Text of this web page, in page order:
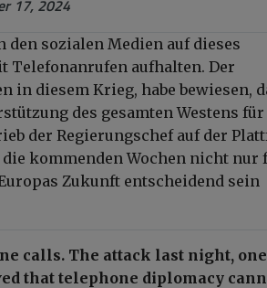
17, 2024
den sozialen Medien auf dieses
Telefonanrufen aufhalten. Der
diesem Krieg, habe bewiesen,
des gesamten Westens für
der Regierungschef auf der
kommenden Wochen nicht nur
Zukunft entscheidend sein
calls. The attack last night,
that telephone diplomacy